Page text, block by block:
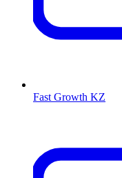
Fast Growth KZ